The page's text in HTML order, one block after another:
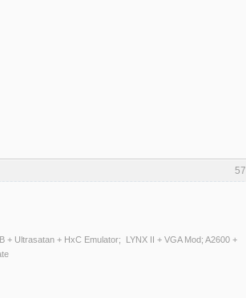
57
+ Ultrasatan + HxC Emulator; LYNX II + VGA Mod; A2600 +